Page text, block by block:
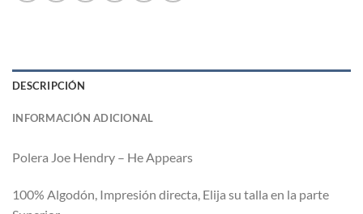
DESCRIPCIÓN
INFORMACIÓN ADICIONAL
Polera Joe Hendry – He Appears
100% Algodón, Impresión directa, Elija su talla en la parte